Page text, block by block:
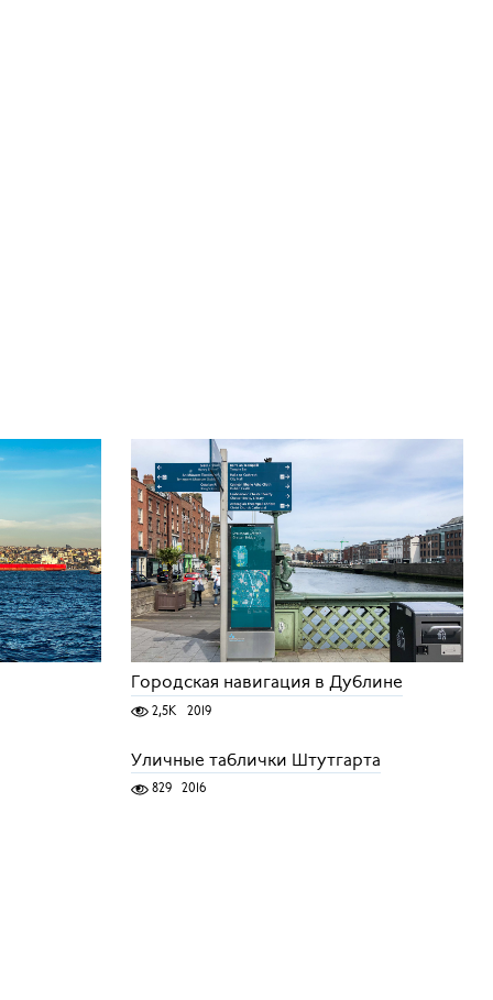
Городская навигация в Дублине
2,5K 2019
Уличные таблички Штутгарта
829 2016